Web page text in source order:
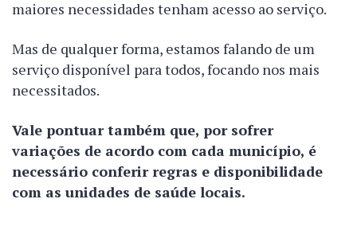
maiores necessidades tenham acesso ao serviço.
Mas de qualquer forma, estamos falando de um
serviço disponível para todos, focando nos mais
necessitados.
Vale pontuar também que, por sofrer
variações de acordo com cada município, é
necessário conferir regras e disponibilidade
com as unidades de saúde locais.